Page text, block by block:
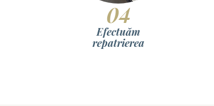
04
Efectuăm
repatrierea